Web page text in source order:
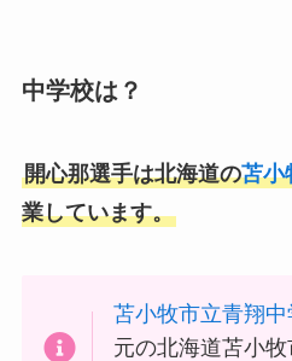
中学校は？
開心那選手は北海道の苫小
業しています。
苫小牧市立青翔中
元の北海道苫小